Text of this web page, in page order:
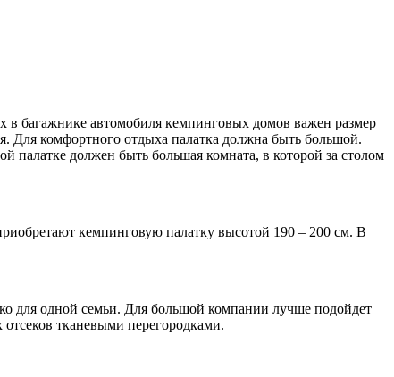
в багажнике автомобиля кемпинговых домов важен размер
Для комфортного отдыха палатка должна быть большой.
палатке должен быть большая комната, в которой за столом
кемпинговую палатку высотой 190 – 200 см. В
для одной семьи. Для большой компании лучше подойдет
тканевыми перегородками.